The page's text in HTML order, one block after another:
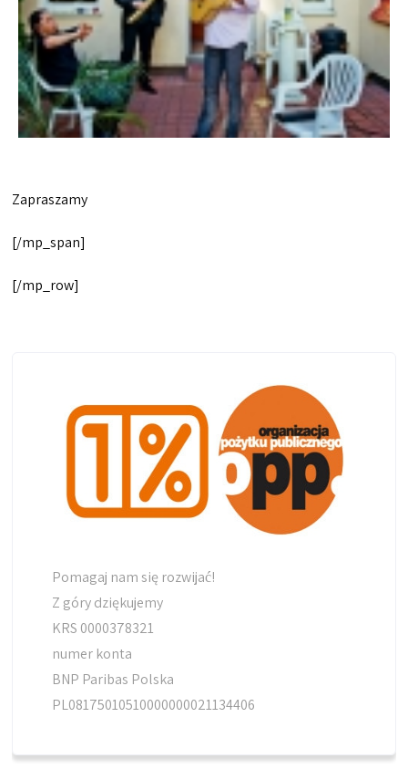
Zapraszamy
[/mp_span]
[/mp_row]
Pomagaj nam się rozwijać!
Z góry dziękujemy
KRS 0000378321
numer konta
BNP Paribas Polska
PL08175010510000000021134406